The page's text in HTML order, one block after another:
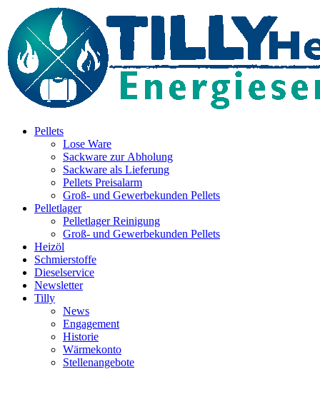
springen
Pellets
Lose Ware
Sackware zur Abholung
Sackware als Lieferung
Pellets Preisalarm
Groß- und Gewerbekunden Pellets
Pelletlager
Pelletlager Reinigung
Groß- und Gewerbekunden Pellets
Heizöl
Schmierstoffe
Dieselservice
Newsletter
Tilly
News
Engagement
Historie
Wärmekonto
Stellenangebote